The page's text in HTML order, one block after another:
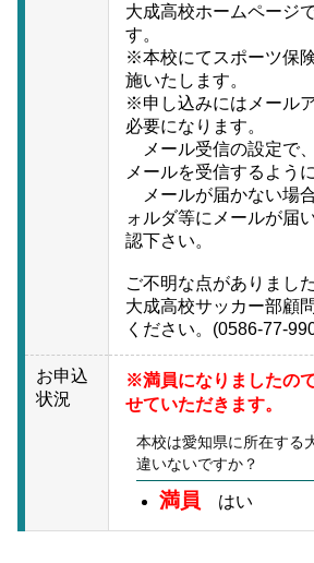
大成高校ホームページ
す。
※本校にてスポーツ保
施いたします。
※申し込みにはメール
必要になります。
メール受信の設定で
メールを受信するよう
メールが届かない場
ォルダ等にメールが届
認下さい。
ご不明な点がありまし
大成高校サッカー部顧
ください。(0586-77-
お申込
状況
※満員になりましたの
せていただきます。
本校は愛知県に所在する
違いないですか？
満員 はい